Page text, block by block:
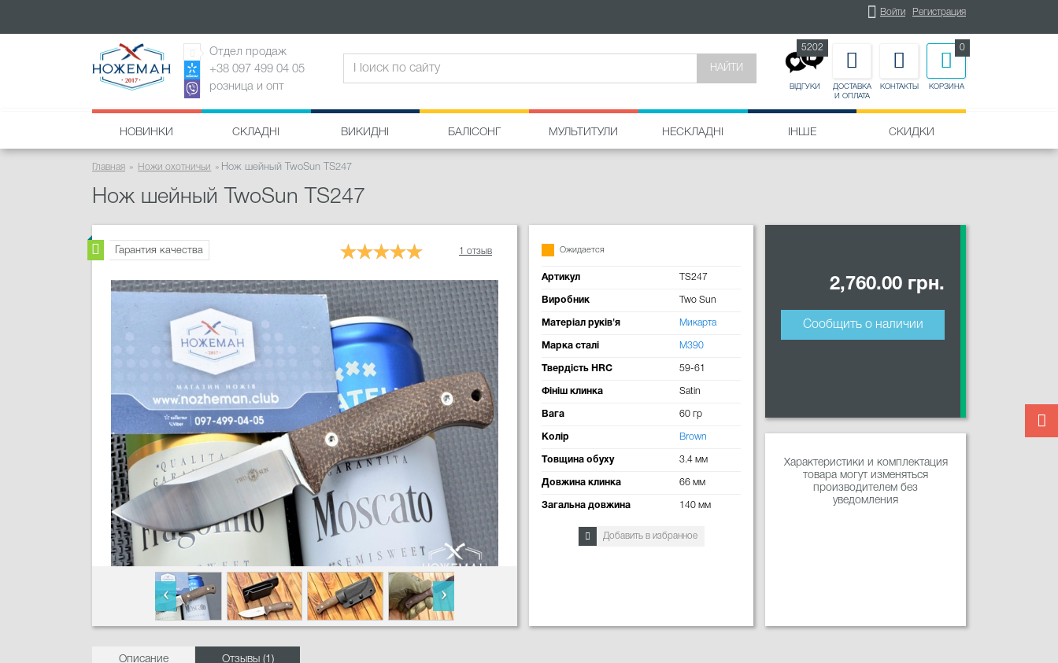
Войти Регистрация
Отдел продаж
+38 097 499 04 05
розница и опт
НАЙТИ
ВІДГУКИ
5202
ДОСТАВКА
И ОПЛАТА
КОНТАКТЫ КОРЗИНА
0
НОВИНКИ СКЛАДНІ ВИКИДНІ БАЛІСОНГ МУЛЬТИТУЛИ НЕСКЛАДНІ ІНШЕ СКИДКИ
Главная Ножи охотничьи Нож шейный TwoSun TS247
Нож шейный TwoSun TS247
Гарантия качества 1 отзыв Ожидается
Артикул TS247
Виробник Two Sun
Матеріал руків'я Микарта
Марка сталі M390
Твердість HRC 59-61
Фініш клинка Satin
Вага 60 гр
Колір Brown
Товщина обуху 3.4 мм
Довжина клинка 66 мм
Загальна довжина 140 мм
Добавить в избранное
2,760.00 грн.
Сообщить о наличии
Характеристики и комплектация
товара могут изменяться
производителем без
уведомления
Описание Отзывы (1)